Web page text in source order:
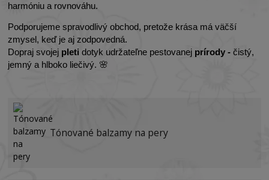
harmóniu a rovnováhu.
Podporujeme spravodlivý obchod, pretože krása má väčší
zmysel, keď je aj zodpovedná.
Dopraj svojej pletidotyk udržateľne pestovanej prírody - čistý,
jemný a hlboko liečivý. 🌸
Tónované balzamy na pery